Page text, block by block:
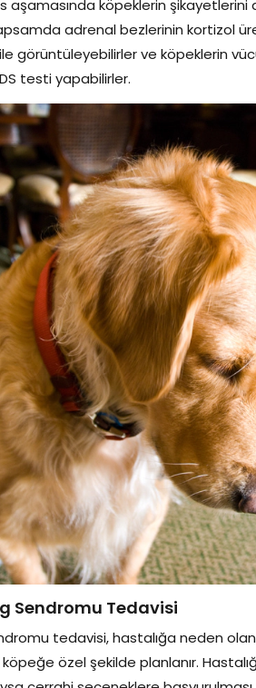
köpeklerin şikayetlerini
adrenal bezlerinin kortizol
görüntüleyebilirler ve köpeklerin
testi yapabilirler.
Sendromu Tedavisi
tedavisi, hastalığa neden
özel şekilde planlanır.